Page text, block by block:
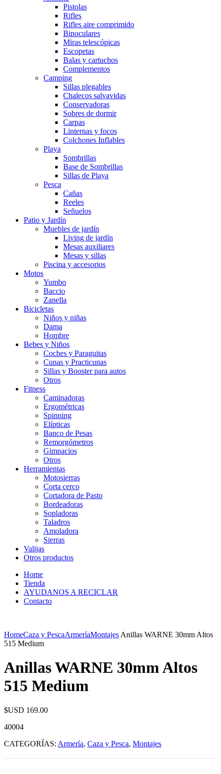
Pistolas
Rifles
Rifles aire comprimido
Binoculares
Miras telescópicas
Escopetas
Balas y cartuchos
Complementos
Camping
Sillas plegables
Chalecos salvavidas
Conservadoras
Sobres de dormir
Carpas
Linternas y focos
Colchones Inflables
Playa
Sombrillas
Base de Sombrillas
Sillas de Playa
Pesca
Cañas
Reeles
Señuelos
Patio y Jardín
Muebles de jardín
Living de jardín
Mesas auxiliares
Mesas y sillas
Piscina y accesorios
Motos
Yumbo
Baccio
Zanella
Bicicletas
Niños y niñas
Dama
Hombre
Bebes y Niños
Coches y Paraguitas
Cunas y Practicunas
Sillas y Booster para autos
Otros
Fitness
Caminadoras
Ergométricas
Spinning
Elípticas
Banco de Pesas
Remorgómetros
Gimnacios
Otros
Herramientas
Motosierras
Corta cerco
Cortadora de Pasto
Bordeadoras
Sopladoras
Taladros
Amoladora
Sierras
Valijas
Otros productos
Home
Tienda
AYUDANOS A RECICLAR
Contacto
HomeCaza y PescaArmeríaMontajes Anillas WARNE 30mm Altos
515 Medium
Anillas WARNE 30mm Altos
515 Medium
$USD 169.00
40004
CATEGORÍAS: Armería, Caza y Pesca, Montajes